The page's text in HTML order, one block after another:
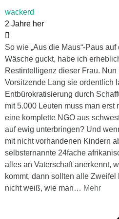
wackerd
2 Jahre her
So wie „Aus die Maus“-Paus
Wäsche guckt, habe ich
Restintelligenz dieser Frau.
Vorsitzende Lang sie ordentlich
Entbürokratisierung durch
mit 5.000 Leuten muss man erst
eine komplette NGO aus
auf ewig unterbringen? Und
mit nicht vorhandenen Kindern
selbsternannte 24fache
alles an Vaterschaft anerkennt,
kommt, dann sollten alle
nicht weiß, wie man… Mehr